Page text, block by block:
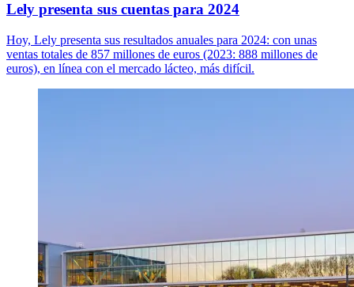
Lely presenta sus cuentas para 2024
Hoy, Lely presenta sus resultados anuales para 2024: con unas
ventas totales de 857 millones de euros (2023: 888 millones de
euros), en línea con el mercado lácteo, más difícil.